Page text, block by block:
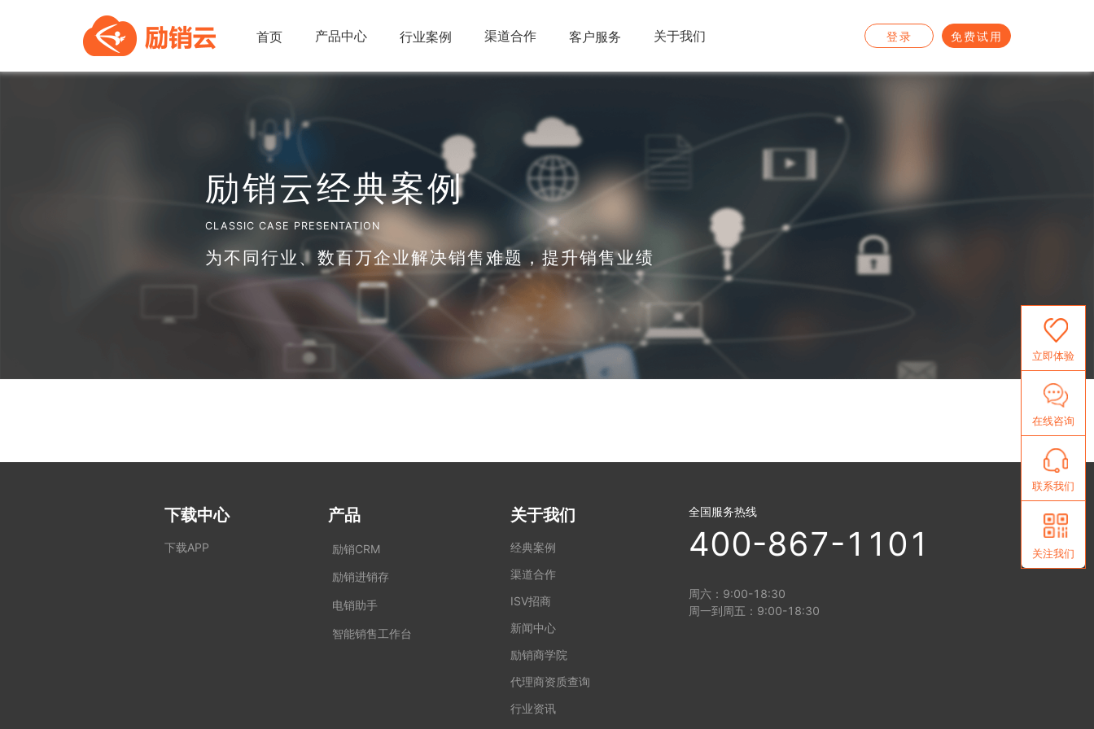
登录 免费试用
首页 产品中心 行业案例 渠道合作 客户服务 关于我们
励销云经典案例
CLASSIC CASE PRESENTATION
为不同行业、数百万企业解决销售难题，提升销售业绩
下载中心
下载APP
产品
励销CRM
励销进销存
电销助手
智能销售工作台
关于我们
经典案例
渠道合作
ISV招商
新闻中心
励销商学院
代理商资质查询
行业资讯
全国服务热线
400-867-1101
周六：9:00-18:30
周一到周五：9:00-18:30
立即体验
在线咨询
联系我们
关注我们